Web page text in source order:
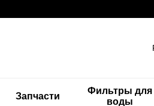
Запчасти
Фильтры для
воды